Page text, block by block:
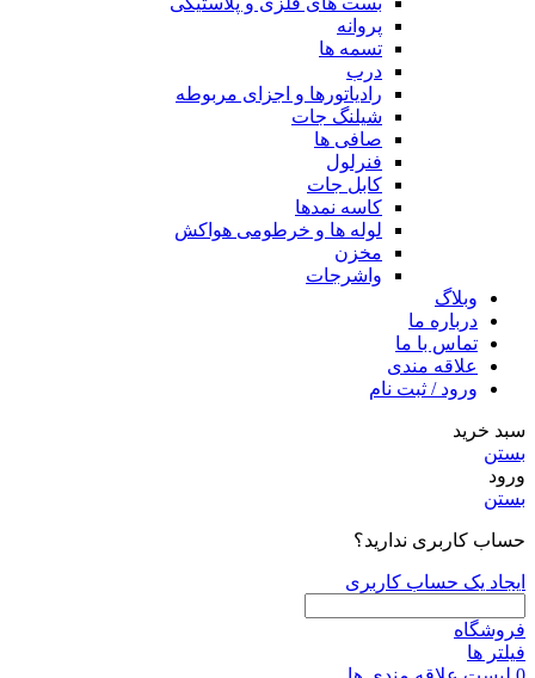
پروانه
تسمه ها
درب
رادیاتورها و اجزای مربوطه
شیلنگ جات
صافی ها
فنرلول
کابل جات
کاسه نمدها
لوله ها و خرطومی هواکش
مخزن
واشرجات
وبلاگ
درباره ما
تماس با ما
علاقه مندی
ورود / ثبت نام
سبد خرید
بستن
ورود
بستن
حساب کاربری ندارید؟
ایجاد یک حساب کاربری
فروشگاه
فیلتر ها